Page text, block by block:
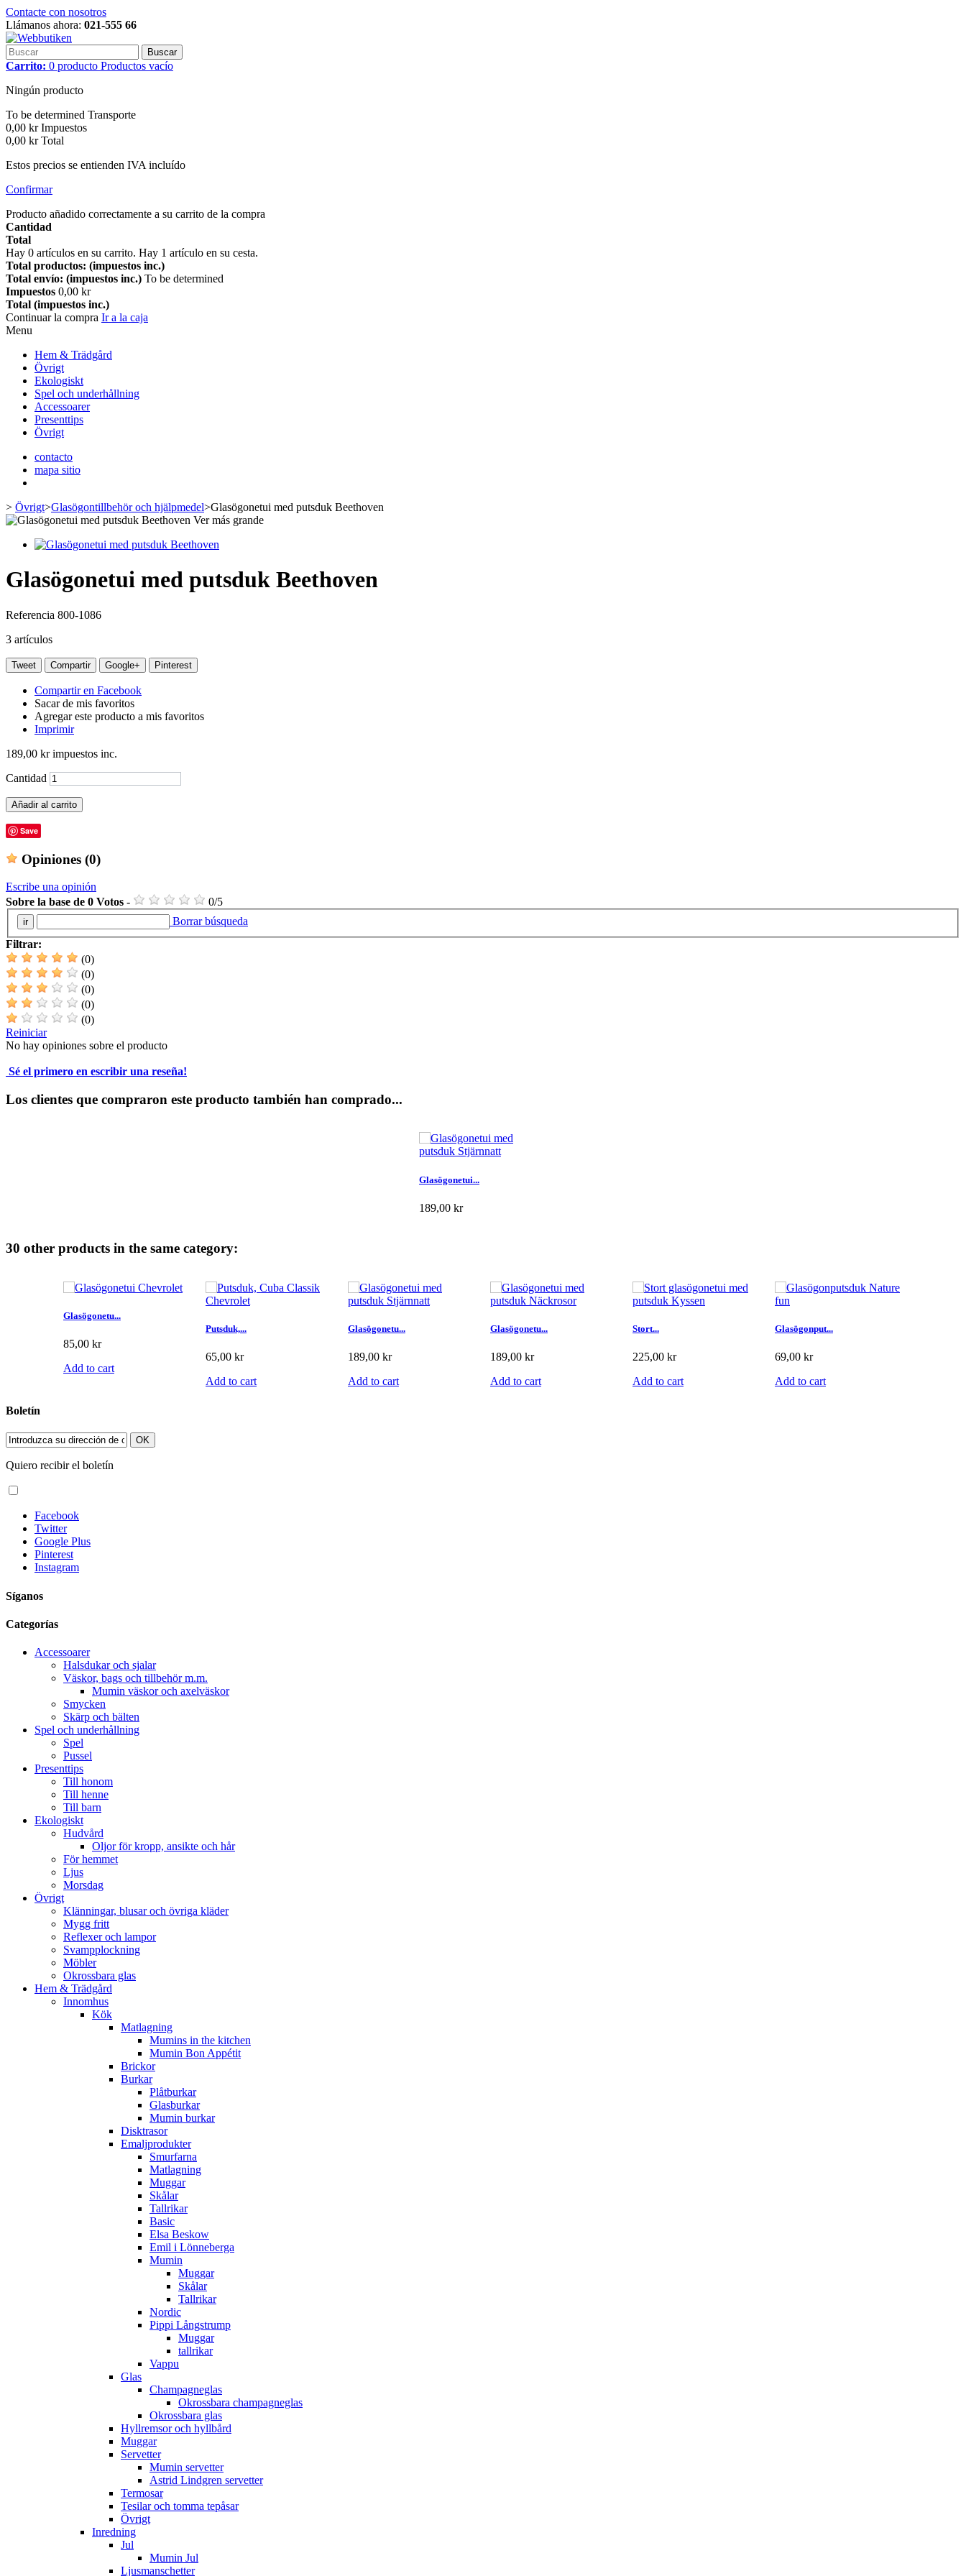
Contacte con nosotros
Llámanos ahora: 021-555 66
Buscar
Carrito: 0 producto Productos vacío
Ningún producto
To be determined Transporte
0,00 kr Impuestos
0,00 kr Total
Estos precios se entienden IVA incluído
Confirmar
Producto añadido correctamente a su carrito de la compra
Cantidad
Total
Hay 0 artículos en su carrito. Hay 1 artículo en su cesta.
Total productos: (impuestos inc.)
Total envío: (impuestos inc.) To be determined
Impuestos 0,00 kr
Total (impuestos inc.)
Continuar la compra Ir a la caja
Menu
Hem & Trädgård
Övrigt
Ekologiskt
Spel och underhållning
Accessoarer
Presenttips
Övrigt
contacto
mapa sitio
> Övrigt>Glasögontillbehör och hjälpmedel>Glasögonetui med putsduk Beethoven
Ver más grande
Glasögonetui med putsduk Beethoven
Referencia 800-1086
3 artículos
Tweet Compartir Google+ Pinterest
Compartir en Facebook
Sacar de mis favoritos
Agregar este producto a mis favoritos
Imprimir
189,00 krimpuestos inc.
Cantidad
Añadir al carrito
Save
Opiniones (0)
Escribe una opinión
Sobre la base de 0 Votos - 0/5
Borrar búsqueda
Filtrar:
(0)
(0)
(0)
(0)
(0)
Reiniciar
No hay opiniones sobre el producto
Sé el primero en escribir una reseña!
Los clientes que compraron este producto también han comprado...
Glasögonetui...
189,00 kr
30 other products in the same category:
Glasögonetu...
85,00 kr
Add to cart
Putsduk,...
65,00 kr
Add to cart
Glasögonetu...
189,00 kr
Add to cart
Glasögonetu...
189,00 kr
Add to cart
Stort...
225,00 kr
Add to cart
Glasögonput...
69,00 kr
Add to cart
Boletín
OK
Quiero recibir el boletín
Facebook
Twitter
Google Plus
Pinterest
Instagram
Síganos
Categorías
Accessoarer
Halsdukar och sjalar
Väskor, bags och tillbehör m.m.
Mumin väskor och axelväskor
Smycken
Skärp och bälten
Spel och underhållning
Spel
Pussel
Presenttips
Till honom
Till henne
Till barn
Ekologiskt
Hudvård
Oljor för kropp, ansikte och hår
För hemmet
Ljus
Morsdag
Övrigt
Klänningar, blusar och övriga kläder
Mygg fritt
Reflexer och lampor
Svampplockning
Möbler
Okrossbara glas
Hem & Trädgård
Innomhus
Kök
Matlagning
Mumins in the kitchen
Mumin Bon Appétit
Brickor
Burkar
Plåtburkar
Glasburkar
Mumin burkar
Disktrasor
Emaljprodukter
Smurfarna
Matlagning
Muggar
Skålar
Tallrikar
Basic
Elsa Beskow
Emil i Lönneberga
Mumin
Muggar
Skålar
Tallrikar
Nordic
Pippi Långstrump
Muggar
tallrikar
Vappu
Glas
Champagneglas
Okrossbara champagneglas
Okrossbara glas
Hyllremsor och hyllbård
Muggar
Servetter
Mumin servetter
Astrid Lindgren servetter
Termosar
Tesilar och tomma tepåsar
Övrigt
Inredning
Jul
Mumin Jul
Ljusmanschetter